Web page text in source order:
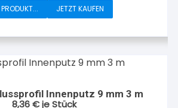
JETZT KAUFEN
Innenputz 9 mm 3 m
8,36€je Stück